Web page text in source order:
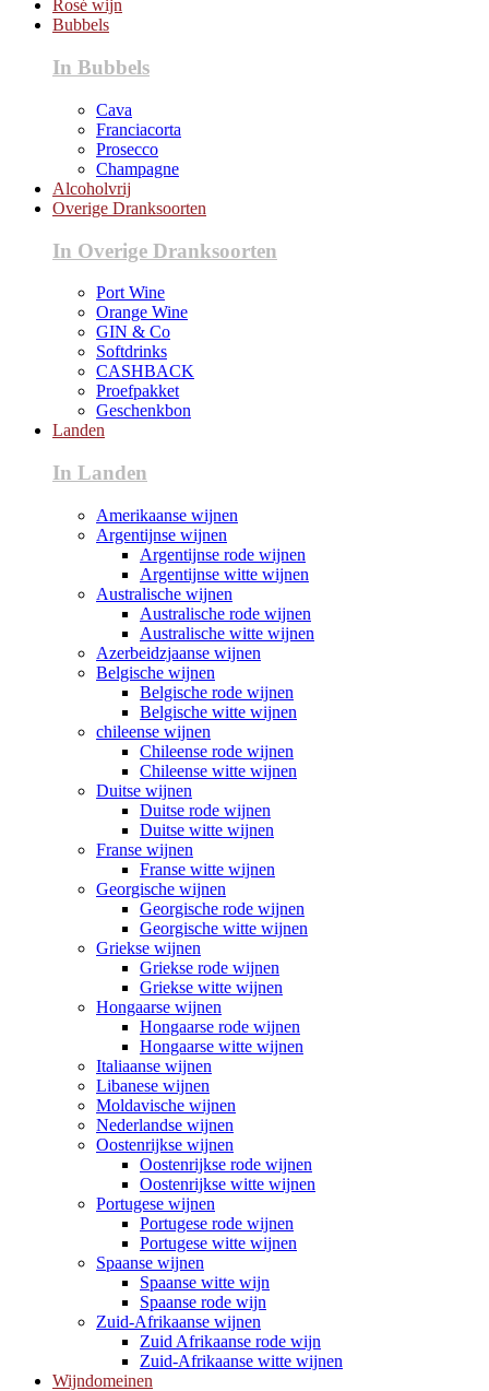
Rosé wijn
Bubbels
In Bubbels
Cava
Franciacorta
Prosecco
Champagne
Alcoholvrij
Overige Dranksoorten
In Overige Dranksoorten
Port Wine
Orange Wine
GIN & Co
Softdrinks
CASHBACK
Proefpakket
Geschenkbon
Landen
In Landen
Amerikaanse wijnen
Argentijnse wijnen
Argentijnse rode wijnen
Argentijnse witte wijnen
Australische wijnen
Australische rode wijnen
Australische witte wijnen
Azerbeidzjaanse wijnen
Belgische wijnen
Belgische rode wijnen
Belgische witte wijnen
chileense wijnen
Chileense rode wijnen
Chileense witte wijnen
Duitse wijnen
Duitse rode wijnen
Duitse witte wijnen
Franse wijnen
Franse witte wijnen
Georgische wijnen
Georgische rode wijnen
Georgische witte wijnen
Griekse wijnen
Griekse rode wijnen
Griekse witte wijnen
Hongaarse wijnen
Hongaarse rode wijnen
Hongaarse witte wijnen
Italiaanse wijnen
Libanese wijnen
Moldavische wijnen
Nederlandse wijnen
Oostenrijkse wijnen
Oostenrijkse rode wijnen
Oostenrijkse witte wijnen
Portugese wijnen
Portugese rode wijnen
Portugese witte wijnen
Spaanse wijnen
Spaanse witte wijn
Spaanse rode wijn
Zuid-Afrikaanse wijnen
Zuid Afrikaanse rode wijn
Zuid-Afrikaanse witte wijnen
Wijndomeinen